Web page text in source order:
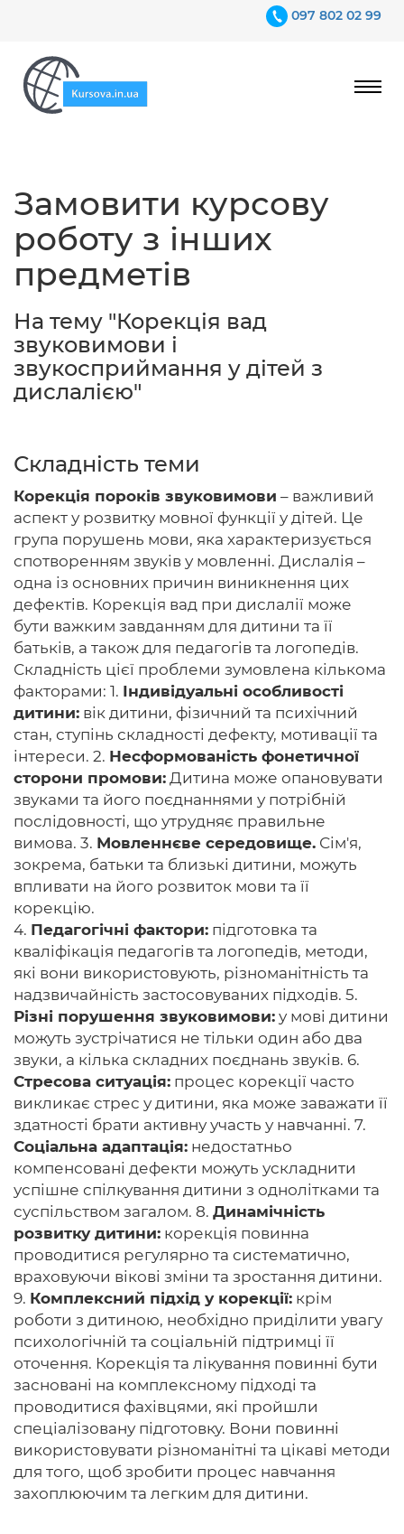
097 802 02 99
Замовити курсову
роботу з інших
предметів
На тему "Корекція вад
звуковимови і
звукосприймання у дітей з
дислалією"
Складність теми
Корекція пороків звуковимови – важливий
аспект у розвитку мовної функції у дітей. Це
група порушень мови, яка характеризується
спотворенням звуків у мовленні. Дислалія –
одна із основних причин виникнення цих
дефектів. Корекція вад при дислалії може
бути важким завданням для дитини та її
батьків, а також для педагогів та логопедів.
Складність цієї проблеми зумовлена ​​кількома
факторами: 1. Індивідуальні особливості
дитини: вік дитини, фізичний та психічний
стан, ступінь складності дефекту, мотивації та
інтереси. 2. Несформованість фонетичної
сторони промови: Дитина може опановувати
звуками та його поєднаннями у потрібній
послідовності, що утрудняє правильне
вимова. 3. Мовленнєве середовище. Сім'я,
зокрема, батьки та близькі дитини, можуть
впливати на його розвиток мови та її
корекцію.
4. Педагогічні фактори: підготовка та
кваліфікація педагогів та логопедів, методи,
які вони використовують, різноманітність та
надзвичайність застосовуваних підходів. 5.
Різні порушення звуковимови: у мові дитини
можуть зустрічатися не тільки один або два
звуки, а кілька складних поєднань звуків. 6.
Стресова ситуація: процес корекції часто
викликає стрес у дитини, яка може заважати її
здатності брати активну участь у навчанні. 7.
Соціальна адаптація: недостатньо
компенсовані дефекти можуть ускладнити
успішне спілкування дитини з однолітками та
суспільством загалом. 8. Динамічність
розвитку дитини: корекція повинна
проводитися регулярно та систематично,
враховуючи вікові зміни та зростання дитини.
9. Комплексний підхід у корекції: крім
роботи з дитиною, необхідно приділити увагу
психологічній та соціальній підтримці її
оточення. Корекція та лікування повинні бути
засновані на комплексному підході та
проводитися фахівцями, які пройшли
спеціалізовану підготовку. Вони повинні
використовувати різноманітні та цікаві методи
для того, щоб зробити процес навчання
захоплюючим та легким для дитини.
Гарантії
Відгуки
Контакти
Головна
Авторам
Умови
Вхiд